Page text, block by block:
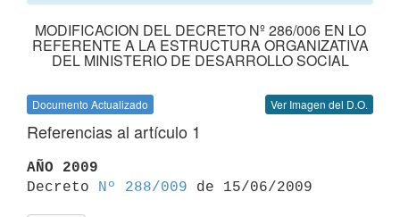
MODIFICACION DEL DECRETO Nº 286/006 EN LO
REFERENTE A LA ESTRUCTURA ORGANIZATIVA
DEL MINISTERIO DE DESARROLLO SOCIAL
Documento Actualizado Ver Imagen del D.O.
Referencias al artículo 1
AÑO 2009
Decreto
Nº 288/009